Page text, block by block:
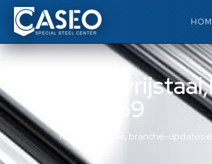
947259
Materiaalkennis, branche-updates